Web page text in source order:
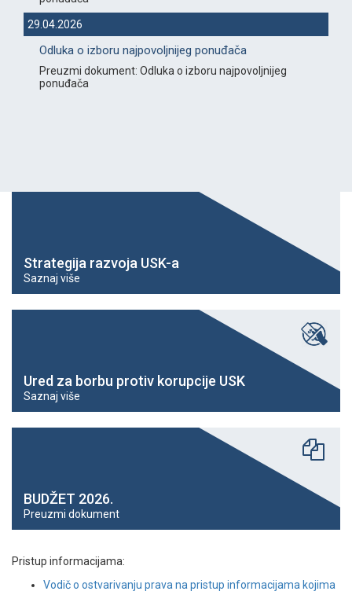
29.04.2026
Odluka o izboru najpovoljnijeg ponuđača
Preuzmi dokument: Odluka o izboru najpovoljnijeg
ponuđača
Strategija razvoja USK-a
Saznaj više
Ured za borbu protiv korupcije USK
Saznaj više
BUDŽET 2026.
Preuzmi dokument
Pristup informacijama:
Vodič o ostvarivanju prava na pristup informacijama kojima